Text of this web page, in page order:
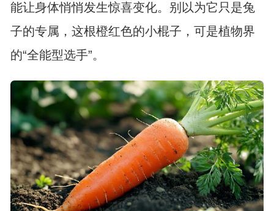
能让身体悄悄发生惊喜变化。别以为它只是兔
子的专属，这根橙红色的小棍子，可是植物界
的“全能型选手”。